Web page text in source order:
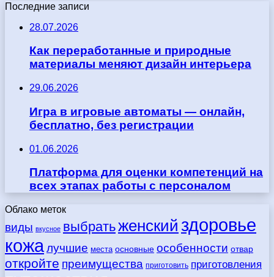
Последние записи
28.07.2026
Как переработанные и природные
материалы меняют дизайн интерьера
29.06.2026
Игра в игровые автоматы — онлайн,
бесплатно, без регистрации
01.06.2026
Платформа для оценки компетенций на
всех этапах работы с персоналом
Облако меток
виды вкусное выбратьженский здоровье
кожалучшие места основные особенности отвар
откройте преимущества приготовить приготовления